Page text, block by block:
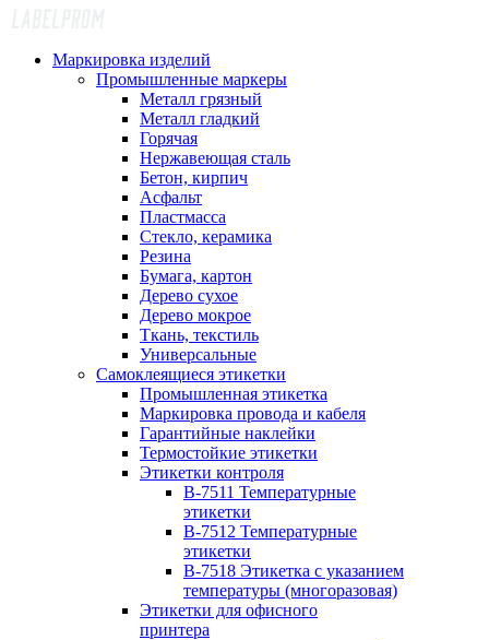
Маркировка изделий
Промышленные маркеры
Металл грязный
Металл гладкий
Горячая
Нержавеющая сталь
Бетон, кирпич
Асфальт
Пластмасса
Стекло, керамика
Резина
Бумага, картон
Дерево сухое
Дерево мокрое
Ткань, текстиль
Универсальные
Самоклеящиеся этикетки
Промышленная этикетка
Маркировка провода и кабеля
Гарантийные наклейки
Термостойкие этикетки
Этикетки контроля
B-7511 Температурные
этикетки
B-7512 Температурные
этикетки
B-7518 Этикетка с указанием
температуры (многоразовая)
Этикетки для офисного
принтера